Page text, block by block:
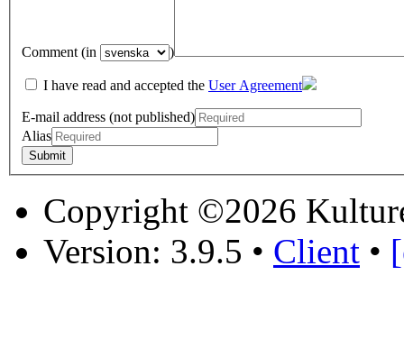
Comment (in )
I have read and accepted the User Agreement
E-mail address (not published)
Alias
Copyright ©2026
Version: 3.9.5 • Client •